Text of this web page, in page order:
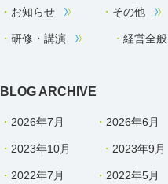
お知らせ その他
研修・講演 経営全般
BLOG ARCHIVE
2026年7月 2026年6月
2023年10月 2023年9月
2022年7月 2022年5月